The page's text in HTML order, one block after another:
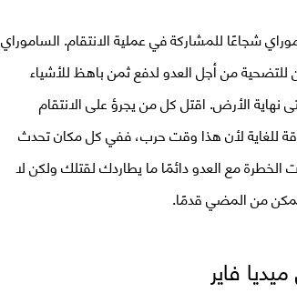
شجاعًا للمشاركة في عملية الانتقام. الساموراي
من أجل العدو لدفع ثمن باهظ للأشياء
نهاية الأرض. اقتل كل من يجرؤ على الانتقام
للغاية لأن هذا وقت حرب، ففي كل مكان تحدث
الخطرة مع العدو دائمًا ما يطاردك لقتلك ولكن لا
من المضي قدمًا.